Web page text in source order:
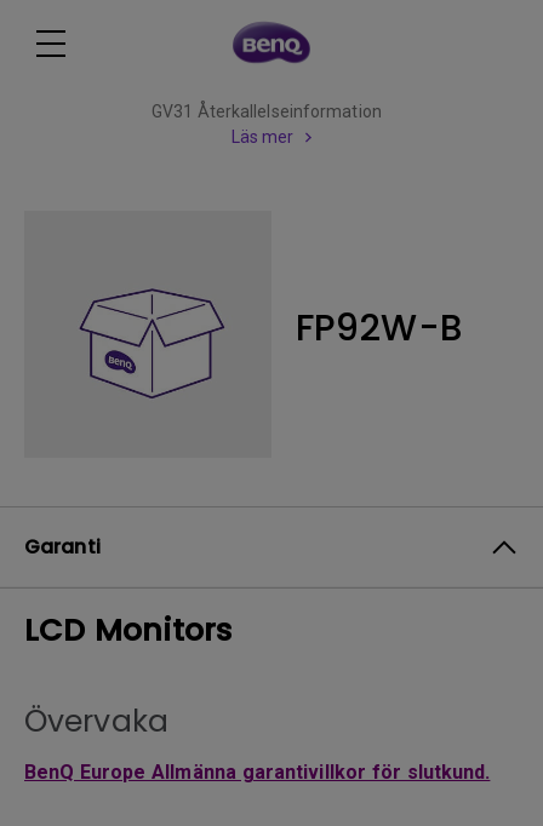
GV31 Återkallelseinformation
Läs mer
FP92W-B
Garanti
LCD Monitors
Övervaka
BenQ Europe Allmänna garantivillkor för slutkund.